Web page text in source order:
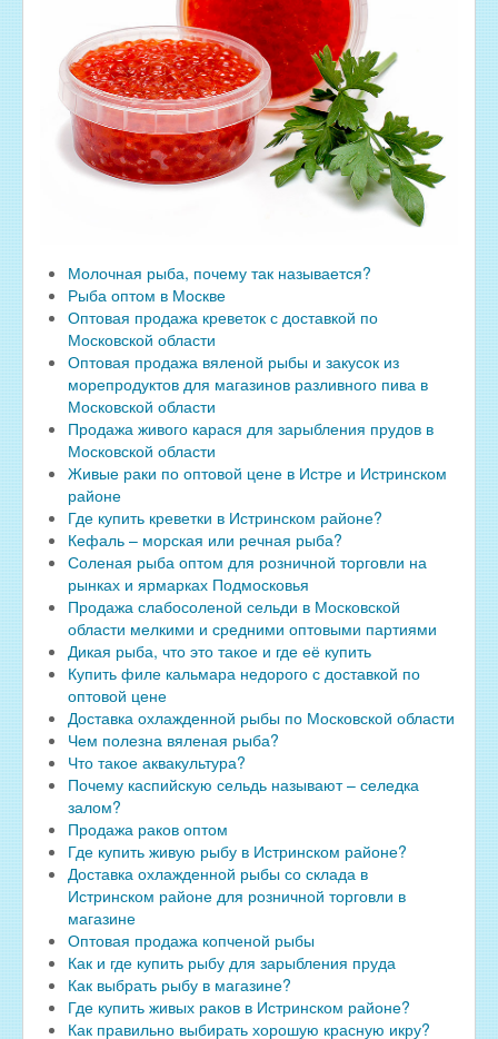
Молочная рыба, почему так называется?
Рыба оптом в Москве
Оптовая продажа креветок с доставкой по
Московской области
Оптовая продажа вяленой рыбы и закусок из
морепродуктов для магазинов разливного пива в
Московской области
Продажа живого карася для зарыбления прудов в
Московской области
Живые раки по оптовой цене в Истре и Истринском
районе
Где купить креветки в Истринском районе?
Кефаль – морская или речная рыба?
Соленая рыба оптом для розничной торговли на
рынках и ярмарках Подмосковья
Продажа слабосоленой сельди в Московской
области мелкими и средними оптовыми партиями
Дикая рыба, что это такое и где её купить
Купить филе кальмара недорого с доставкой по
оптовой цене
Доставка охлажденной рыбы по Московской области
Чем полезна вяленая рыба?
Что такое аквакультура?
Почему каспийскую сельдь называют – селедка
залом?
Продажа раков оптом
Где купить живую рыбу в Истринском районе?
Доставка охлажденной рыбы со склада в
Истринском районе для розничной торговли в
магазине
Оптовая продажа копченой рыбы
Как и где купить рыбу для зарыбления пруда
Как выбрать рыбу в магазине?
Где купить живых раков в Истринском районе?
Как правильно выбирать хорошую красную икру?